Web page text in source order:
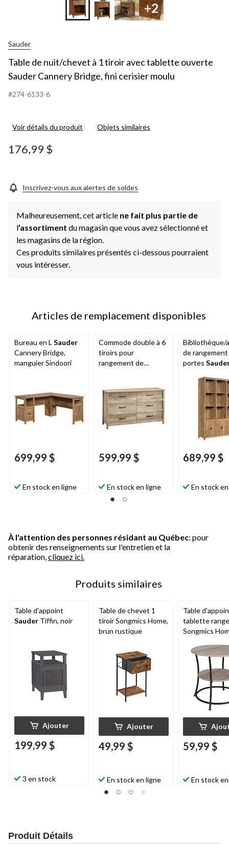
+2
Sauder
Table de nuit/chevet à 1 tiroir avec tablette ouverte
Sauder Cannery Bridge, fini cerisier moulu
#274-6133-6
Voir détails du produit Objets similaires
176,99 $
Inscrivez-vous aux alertes de soldes
Malheureusement, cet article ne fait plus partie de
l’assortiment du magasin que vous avez sélectionné et
les magasins de la région.
Ces produits similaires présentés ci-dessous pourraient
vous intéresser.
Articles de remplacement disponibles
Bureau en L Sauder
Cannery Bridge,
manguier Sindoori
699,99 $
En stock en ligne
Commode double à 6
tiroirs pour
rangement de
Bridge, fini chêne
linteau
599,99 $
En stock en ligne
Bibliothèque/
de rangement
portes
manguier
689,99 $
En stock
À l'attention des personnes résidant au Québec: pour
obtenir des renseignements sur l'entretien et la
réparation, cliquez ici.
Produits similaires
Table d'appoint
Sauder Tiffin, noir
Ajouter
199,99 $
3 en stock
Table de chevet 1
tiroir Songmics Home,
brun rustique
Ajouter
49,99 $
En stock en ligne
Table
tablette
Songmics
59,99 $
En stock
Produit Détails